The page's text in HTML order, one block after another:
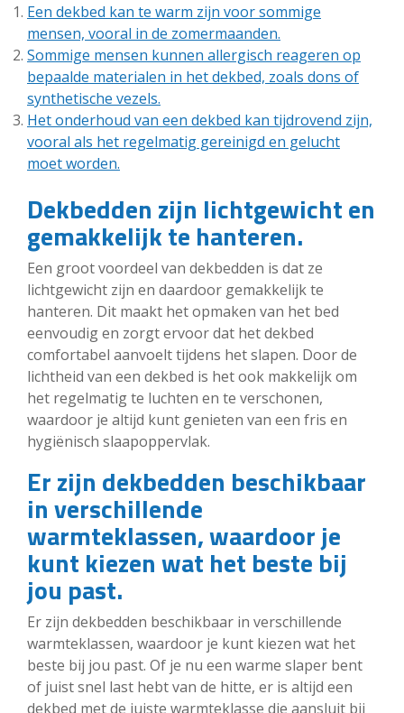
Een dekbed kan te warm zijn voor sommige
mensen, vooral in de zomermaanden.
Sommige mensen kunnen allergisch reageren op
bepaalde materialen in het dekbed, zoals dons of
synthetische vezels.
Het onderhoud van een dekbed kan tijdrovend zijn,
vooral als het regelmatig gereinigd en gelucht
moet worden.
Dekbedden zijn lichtgewicht en
gemakkelijk te hanteren.
Een groot voordeel van dekbedden is dat ze
lichtgewicht zijn en daardoor gemakkelijk te
hanteren. Dit maakt het opmaken van het bed
eenvoudig en zorgt ervoor dat het dekbed
comfortabel aanvoelt tijdens het slapen. Door de
lichtheid van een dekbed is het ook makkelijk om
het regelmatig te luchten en te verschonen,
waardoor je altijd kunt genieten van een fris en
hygiënisch slaapoppervlak.
Er zijn dekbedden beschikbaar
in verschillende
warmteklassen, waardoor je
kunt kiezen wat het beste bij
jou past.
Er zijn dekbedden beschikbaar in verschillende
warmteklassen, waardoor je kunt kiezen wat het
beste bij jou past. Of je nu een warme slaper bent
of juist snel last hebt van de hitte, er is altijd een
dekbed met de juiste warmteklasse die aansluit bij